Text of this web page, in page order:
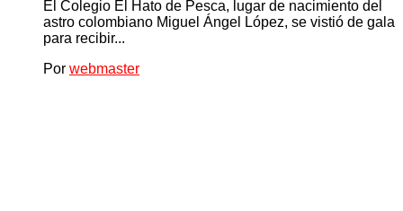
El Colegio El Hato de Pesca, lugar de nacimiento del
astro colombiano Miguel Ángel López, se vistió de gala
para recibir...
Por webmaster